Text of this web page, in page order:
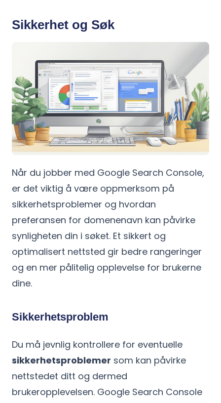
Sikkerhet og Søk
Når du jobber med Google Search Console,
er det viktig å være oppmerksom på
sikkerhetsproblemer og hvordan
preferansen for domenenavn kan påvirke
synligheten din i søket. Et sikkert og
optimalisert nettsted gir bedre rangeringer
og en mer pålitelig opplevelse for brukerne
dine.
Sikkerhetsproblem
Du må jevnlig kontrollere for eventuelle
sikkerhetsproblemer som kan påvirke
nettstedet ditt og dermed
brukeropplevelsen. Google Search Console